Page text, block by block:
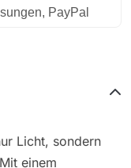
PayPal
Licht, sondern
einem